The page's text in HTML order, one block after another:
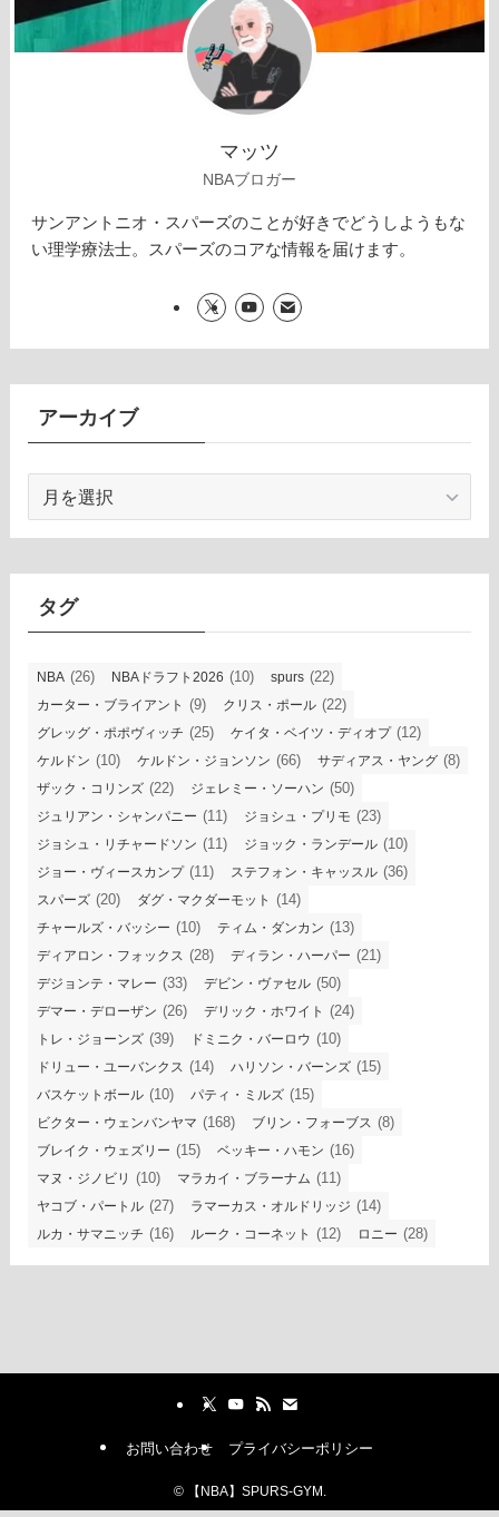
マッツ
NBAブロガー
サンアントニオ・スパーズのことが好きでどうしようもな
い理学療法士。スパーズのコアな情報を届けます。
アーカイブ
カ
イ
タグ
NBA (26) NBAドラフト2026 (10) spurs (22)
カーター・ブライアント (9) クリス・ポール (22)
グレッグ・ポポヴィッチ (25) ケイタ・ベイツ・ディオプ(12)
ケルドン (10) ケルドン・ジョンソン (66) サディアス・ヤング (8)
ザック・コリンズ (22) ジェレミー・ソーハン (50)
ジュリアン・シャンパニー (11) ジョシュ・プリモ (23)
ジョシュ・リチャードソン (11) ジョック・ランデール (10)
ジョー・ヴィースカンプ(11) ステフォン・キャッスル (36)
スパーズ (20) ダグ・マクダーモット (14)
チャールズ・バッシー (10) ティム・ダンカン (13)
ディアロン・フォックス (28) ディラン・ハーパー (21)
デジョンテ・マレー (33) デビン・ヴァセル (50)
デマー・デローザン (26) デリック・ホワイト (24)
トレ・ジョーンズ (39) ドミニク・バーロウ (10)
ドリュー・ユーバンクス (14) ハリソン・バーンズ (15)
バスケットボール (10) パティ・ミルズ (15)
ビクター・ウェンバンヤマ (168) ブリン・フォーブス (8)
ブレイク・ウェズリー (15) ベッキー・ハモン (16)
マヌ・ジノビリ (10) マラカイ・ブラーナム (11)
ヤコブ・パートル (27) ラマーカス・オルドリッジ (14)
ルカ・サマニッチ (16) ルーク・コーネット (12) ロニー (28)
お問い合わせ プライバシーポリシー
©【NBA】SPURS-GYM.